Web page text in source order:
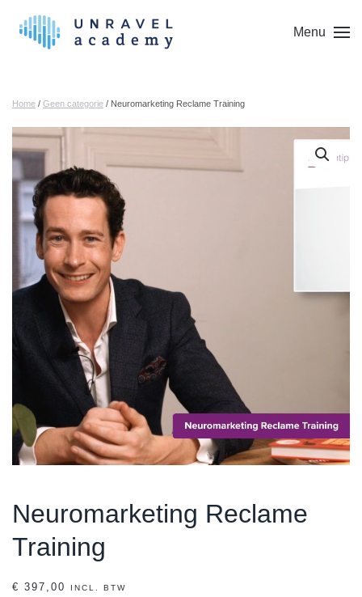
Skip to main content Menu
Home / Geen categorie / Neuromarketing Reclame Training
Neuromarketing Reclame
Training
€ 397,00 INCL. BTW